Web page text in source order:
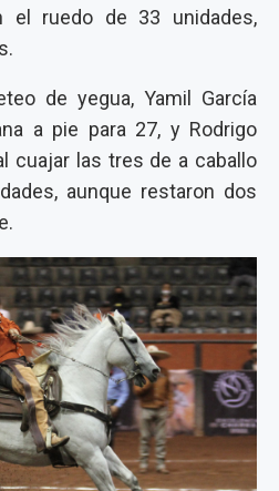
el ruedo de 33 unidades,
de yegua, Yamil García
a pie para 27, y Rodrigo
cuajar las tres de a caballo
aunque restaron dos